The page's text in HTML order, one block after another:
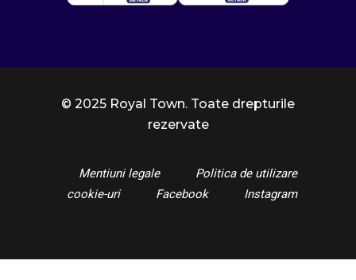
© 2025 Royal Town. Toate drepturile
rezervate
Mentiuni legale
Politica de utilizare
cookie-uri
Facebook Instagram